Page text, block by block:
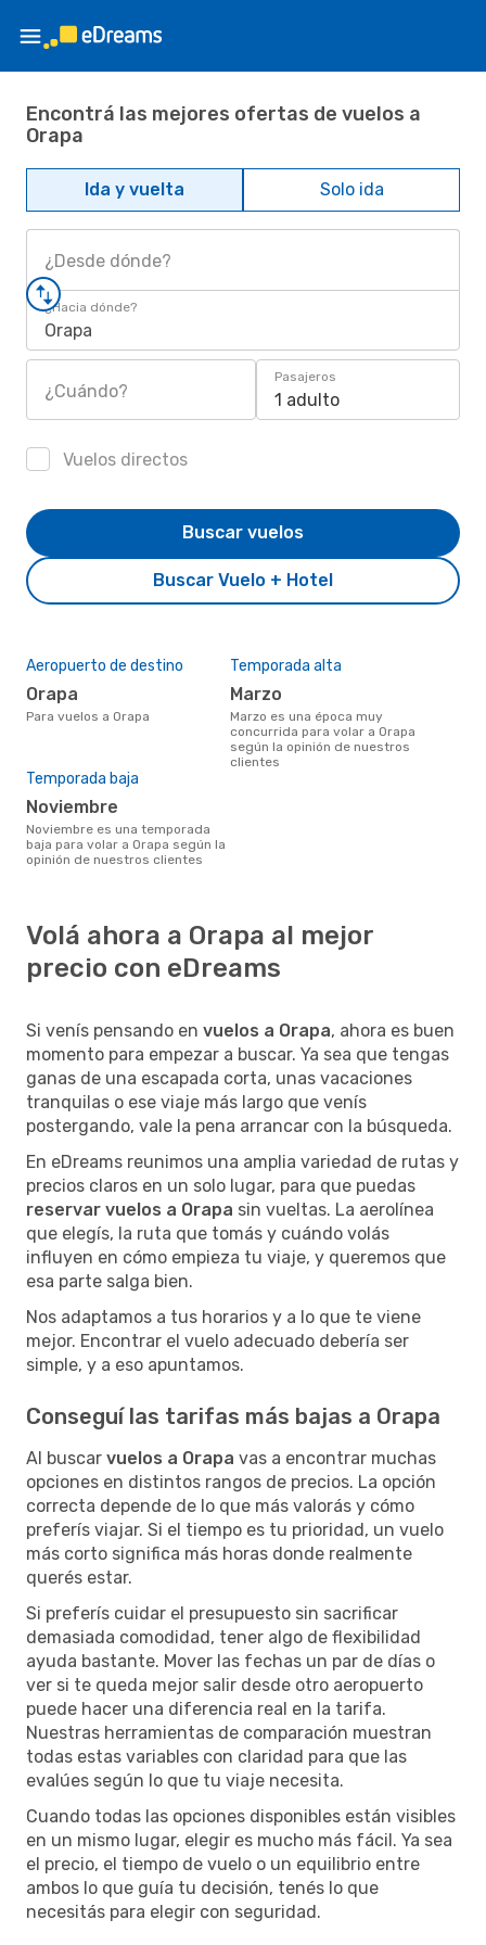
Encontrá las mejores ofertas de vuelos a
Orapa
Ida y vuelta Solo ida
¿Desde dónde?
¿Hacia dónde?
Orapa
¿Cuándo?
Pasajeros
1 adulto
Vuelos directos
Buscar Vuelo + Hotel
Buscar vuelos
Aeropuerto de destino
Orapa
Para vuelos a Orapa
Temporada alta
marzo
marzo es una época muy
concurrida para volar a Orapa
según la opinión de nuestros
clientes
Temporada baja
noviembre
noviembre es una temporada
baja para volar a Orapa según la
opinión de nuestros clientes
Volá ahora a Orapa al mejor
precio con eDreams
Si venís pensando en vuelos a Orapa, ahora es buen
momento para empezar a buscar. Ya sea que tengas
ganas de una escapada corta, unas vacaciones
tranquilas o ese viaje más largo que venís
postergando, vale la pena arrancar con la búsqueda.
En eDreams reunimos una amplia variedad de rutas y
precios claros en un solo lugar, para que puedas
reservar vuelos a Orapa sin vueltas. La aerolínea
que elegís, la ruta que tomás y cuándo volás
influyen en cómo empieza tu viaje, y queremos que
esa parte salga bien.
Nos adaptamos a tus horarios y a lo que te viene
mejor. Encontrar el vuelo adecuado debería ser
simple, y a eso apuntamos.
Conseguí las tarifas más bajas a Orapa
Al buscar vuelos a Orapa vas a encontrar muchas
opciones en distintos rangos de precios. La opción
correcta depende de lo que más valorás y cómo
preferís viajar. Si el tiempo es tu prioridad, un vuelo
más corto significa más horas donde realmente
querés estar.
Si preferís cuidar el presupuesto sin sacrificar
demasiada comodidad, tener algo de flexibilidad
ayuda bastante. Mover las fechas un par de días o
ver si te queda mejor salir desde otro aeropuerto
puede hacer una diferencia real en la tarifa.
Nuestras herramientas de comparación muestran
todas estas variables con claridad para que las
evalúes según lo que tu viaje necesita.
Cuando todas las opciones disponibles están visibles
en un mismo lugar, elegir es mucho más fácil. Ya sea
el precio, el tiempo de vuelo o un equilibrio entre
ambos lo que guía tu decisión, tenés lo que
necesitás para elegir con seguridad.